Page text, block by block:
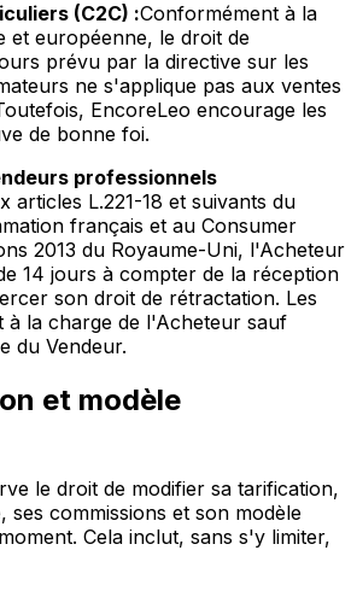
(C2C) :Conformément à la
et européenne, le droit de
prévu par la directive sur les
ne s'applique pas aux ventes
EncoreLeo encourage les
de bonne foi.
professionnels
articles L.221-18 et suivants du
français et au Consumer
2013 du Royaume-Uni, l'Acheteur
14 jours à compter de la réception
son droit de rétractation. Les
à la charge de l'Acheteur sauf
du Vendeur.
et modèle
le droit de modifier sa tarification,
ses commissions et son modèle
Cela inclut, sans s'y limiter,